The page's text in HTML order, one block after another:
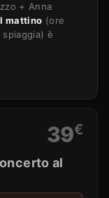
+ Anna
mattino (ore
spiaggia) è
39€
al